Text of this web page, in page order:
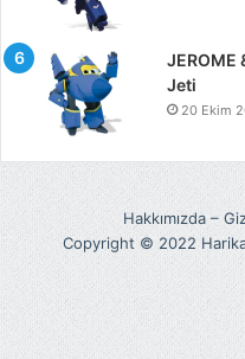
JEROME
Jeti
20 Ekim
Hakkımızda–
Copyright © 2022 Harika